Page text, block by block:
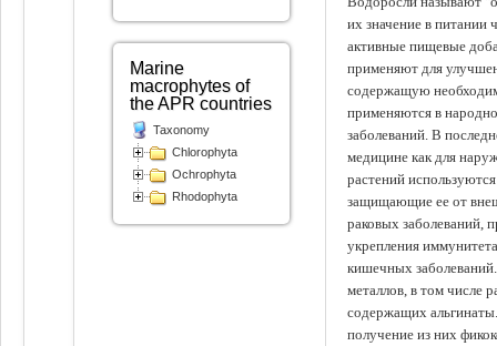
их значение в питании
активные пищевые
применяют для
содержащую
применяются в
заболеваний. В
медицине как для
растений
защищающие ее от
раковых заболеваний,
укрепления
кишечных
металлов, в том числе
содержащих
получение из них
Marine
macrophytes of
the APR countries
Taxonomy
Chlorophyta
Ochrophyta
Rhodophyta